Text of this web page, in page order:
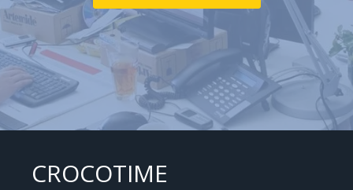
CROCOTIME